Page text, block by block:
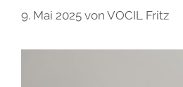
9. Mai 2025 von VOCIL Fritz